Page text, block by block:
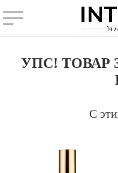
УПС! ТОВАР
С